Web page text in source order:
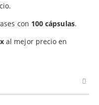
con 100 cápsulas.
al mejor precio en